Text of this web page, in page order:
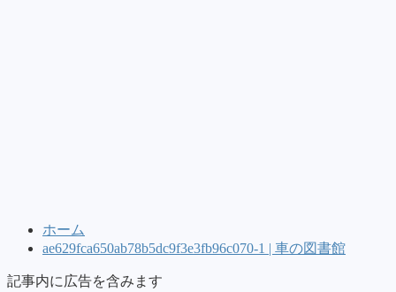
ホーム
ae629fca650ab78b5dc9f3e3fb96c070-1 | 車の図書館
記事内に広告を含みます